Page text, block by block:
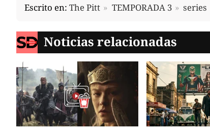
Escrito en: The Pitt TEMPORADA 3 series
Noticias relacionadas